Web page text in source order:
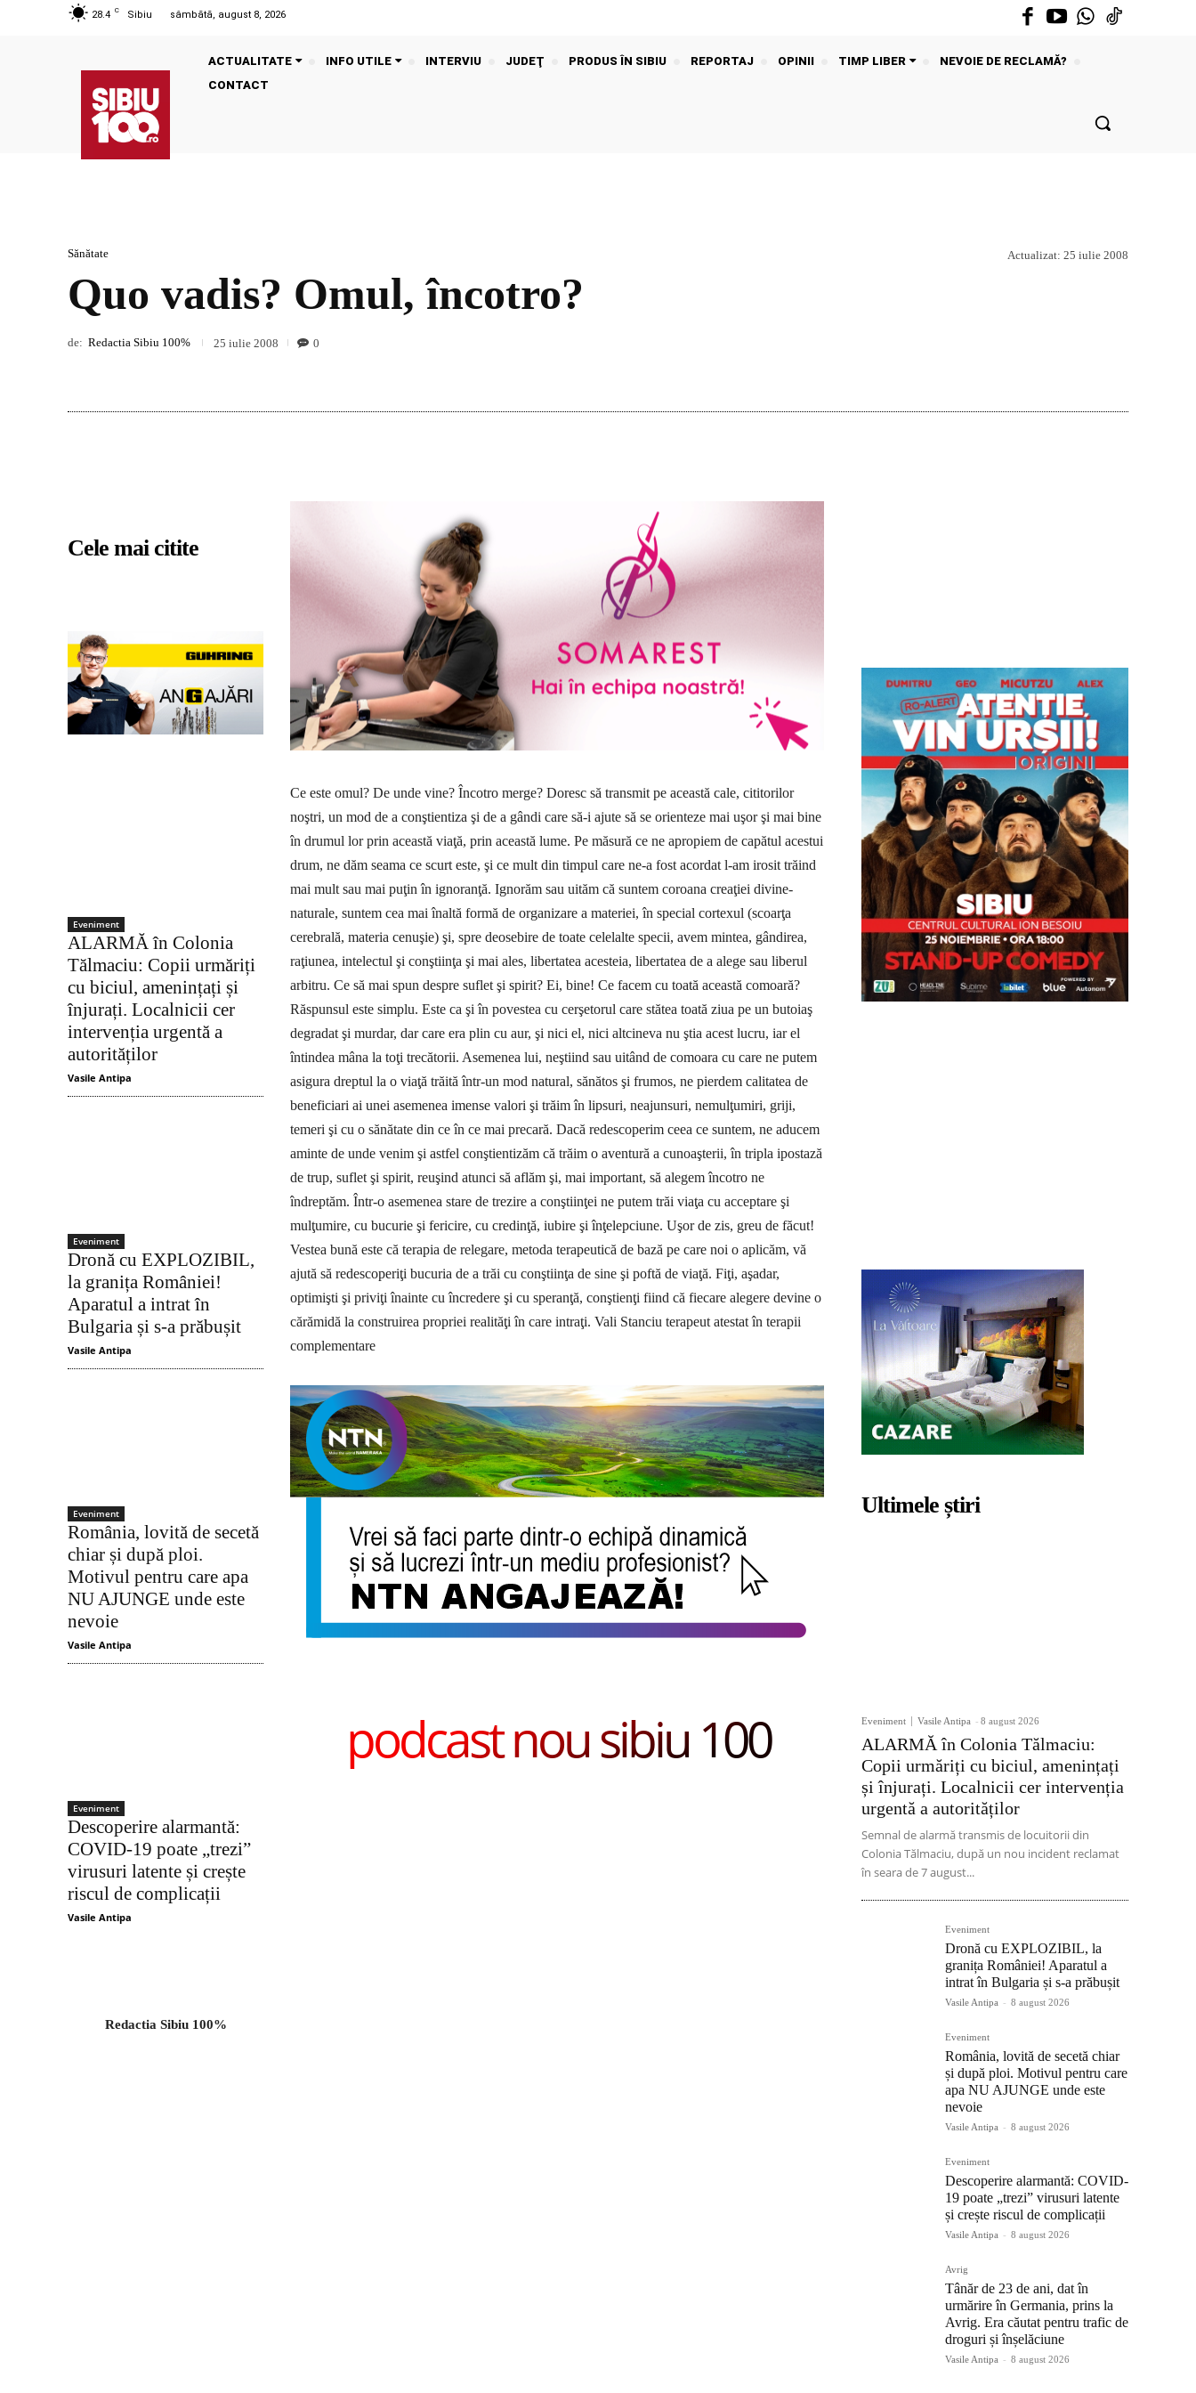
28.4 C Sibiu sâmbătă, august 8, 2026
ACTUALITATE INFO UTILE INTERVIU JUDEŢ PRODUS ÎN SIBIU REPORTAJ OPINII TIMP LIBER
NEVOIE DE RECLAMĂ?
CONTACT
Sănătate Actualizat: 25 iulie 2008
Quo vadis? Omul, încotro?
de: Redactia Sibiu 100% 25 iulie 2008 0
Cele mai citite
Eveniment
ALARMĂ în Colonia
Tălmaciu: Copii urmăriți
cu biciul, amenințați și
înjurați. Localnicii cer
intervenția urgentă a
autorităților
Vasile Antipa
Eveniment
Dronă cu EXPLOZIBIL,
la granița României!
Aparatul a intrat în
Bulgaria și s-a prăbușit
Vasile Antipa
Eveniment
România, lovită de secetă
chiar și după ploi.
Motivul pentru care apa
NU AJUNGE unde este
nevoie
Vasile Antipa
Eveniment
Descoperire alarmantă:
COVID-19 poate „trezi”
virusuri latente și crește
riscul de complicații
Vasile Antipa
Redactia Sibiu 100%
Ce este omul? De unde vine? Încotro merge? Doresc să transmit pe această cale, cititorilor
noştri, un mod de a conştientiza şi de a gândi care să-i ajute să se orienteze mai uşor şi mai bine
în drumul lor prin această viaţă, prin această lume. Pe măsură ce ne apropiem de capătul acestui
drum, ne dăm seama ce scurt este, şi ce mult din timpul care ne-a fost acordat l-am irosit trăind
mai mult sau mai puţin în ignoranţă. Igno­răm sau uităm că suntem coroana creaţiei divine-
naturale, suntem cea mai înaltă formă de organizare a materiei, în special cortexul (scoarţa
cerebrală, materia cenuşie) şi, spre deosebire de toate celelalte specii, avem mintea, gândirea,
raţiunea, intelectul şi conştiinţa şi mai ales, libertatea acesteia, libertatea de a alege sau liberul
arbitru. Ce să mai spun despre suflet şi spirit? Ei, bine! Ce facem cu toată această comoară?
Răspunsul este simplu. Este ca şi în povestea cu cerşetorul care stătea toată ziua pe un butoiaş
degradat şi murdar, dar care era plin cu aur, şi nici el, nici altcineva nu ştia acest lucru, iar el
întindea mâna la toţi trecătorii. Asemenea lui, neştiind sau uitând de comoara cu care ne putem
asigura dreptul la o viaţă trăită într-un mod natural, sănătos şi frumos, ne pierdem calitatea de
beneficiari ai unei asemenea imense valori şi trăim în lipsuri, neajunsuri, nemulţumiri, griji,
temeri şi cu o sănătate din ce în ce mai precară. Dacă redescoperim ceea ce suntem, ne aducem
aminte de unde venim şi astfel conştientizăm că trăim o aventură a cunoaşterii, în tripla ipostază
de trup, suflet şi spirit, reuşind atunci să aflăm şi, mai important, să alegem încotro ne
îndreptăm. Într-o asemenea stare de trezire a conştiinţei ne putem trăi viaţa cu acceptare şi
mulţumire, cu bucurie şi fericire, cu credinţă, iubire şi înţelepciune. Uşor de zis, greu de făcut!
Vestea bună este că terapia de relegare, metoda terapeutică de bază pe care noi o aplicăm, vă
ajută să redescoperiţi bu­­curia de a trăi cu conştiinţa de sine şi poftă de viaţă. Fiţi, aşadar,
optimişti şi priviţi înainte cu încredere şi cu speranţă, conştienţi fiind că fiecare alegere devine o
cărămidă la construirea propriei realităţi în care intraţi. Vali Stanciu terapeut atestat în terapii
complementare
podcast nou sibiu 100
Ultimele știri
Eveniment Vasile Antipa - 8 august 2026
ALARMĂ în Colonia Tălmaciu:
Copii urmăriți cu biciul, amenințați
și înjurați. Localnicii cer intervenția
urgentă a autorităților
Semnal de alarmă transmis de locuitorii din
Colonia Tălmaciu, după un nou incident reclamat
în seara de 7 august...
Eveniment
Dronă cu EXPLOZIBIL, la
granița României! Aparatul a
intrat în Bulgaria și s-a prăbușit
Vasile Antipa - 8 august 2026
Eveniment
România, lovită de secetă chiar
și după ploi. Motivul pentru care
apa NU AJUNGE unde este
nevoie
Vasile Antipa - 8 august 2026
Eveniment
Descoperire alarmantă: COVID-
19 poate „trezi” virusuri latente
și crește riscul de complicații
Vasile Antipa - 8 august 2026
Avrig
Tânăr de 23 de ani, dat în
urmărire în Germania, prins la
Avrig. Era căutat pentru trafic de
droguri și înșelăciune
Vasile Antipa - 8 august 2026